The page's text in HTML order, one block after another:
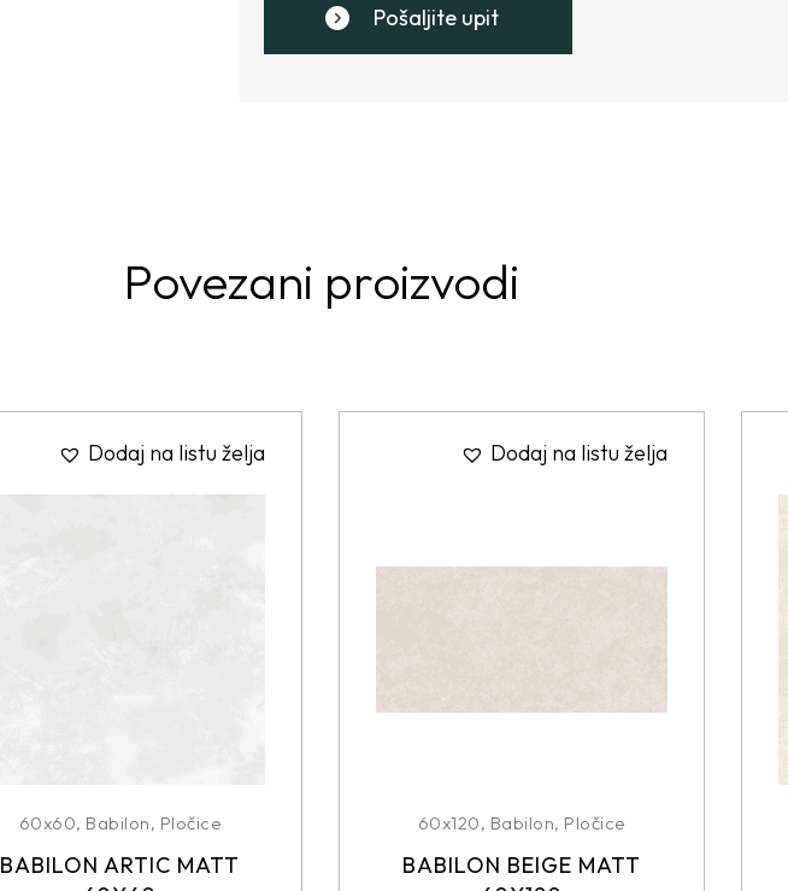
Pošaljite upit
Povezani proizvodi
Dodaj na listu želja
60x60, Babilon, Pločice
BABILON ARTIC MATT
Dodaj na listu želja
60x120, Babilon, Pločice
BABILON BEIGE MATT